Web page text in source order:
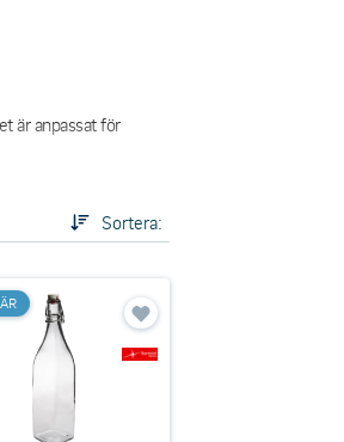
är anpassat för
Sortera: